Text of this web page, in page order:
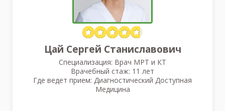
Цай Сергей Станиславович
Специализация: Врач МРТ и КТ
Врачебный стаж: 11 лет
Где ведет прием: Диагностический Доступная
Медицина